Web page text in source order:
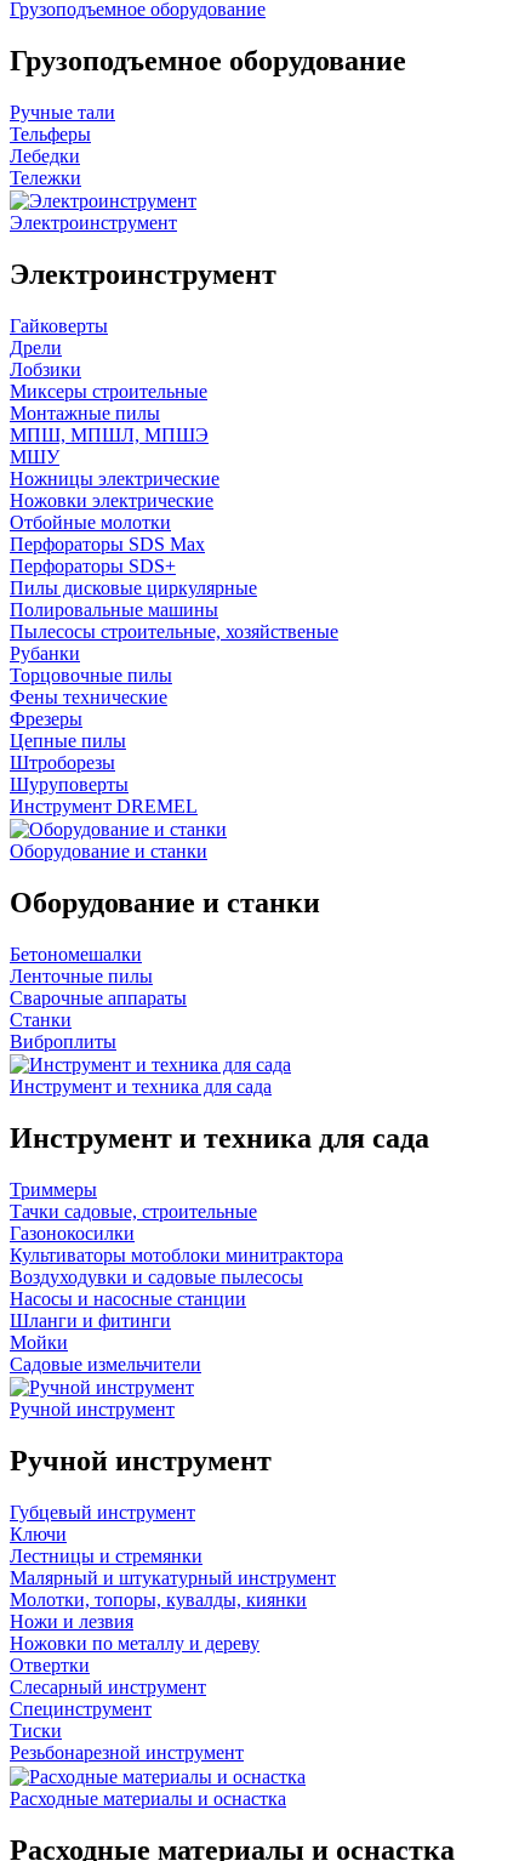
Грузоподъемное оборудование
Грузоподъемное оборудование
Ручные тали
Тельферы
Лебедки
Тележки
Электроинструмент
Электроинструмент
Гайковерты
Дрели
Лобзики
Миксеры строительные
Монтажные пилы
МПШ, МПШЛ, МПШЭ
МШУ
Ножницы электрические
Ножовки электрические
Отбойные молотки
Перфораторы SDS Max
Перфораторы SDS+
Пилы дисковые циркулярные
Полировальные машины
Пылесосы строительные, хозяйственые
Рубанки
Торцовочные пилы
Фены технические
Фрезеры
Цепные пилы
Штроборезы
Шуруповерты
Инструмент DREMEL
Оборудование и станки
Оборудование и станки
Бетономешалки
Ленточные пилы
Сварочные аппараты
Станки
Виброплиты
Инструмент и техника для сада
Инструмент и техника для сада
Триммеры
Тачки садовые, строительные
Газонокосилки
Культиваторы мотоблоки минитрактора
Воздуходувки и садовые пылесосы
Насосы и насосные станции
Шланги и фитинги
Мойки
Садовые измельчители
Ручной инструмент
Ручной инструмент
Губцевый инструмент
Ключи
Лестницы и стремянки
Малярный и штукатурный инструмент
Молотки, топоры, кувалды, киянки
Ножи и лезвия
Ножовки по металлу и дереву
Отвертки
Слесарный инструмент
Специнструмент
Тиски
Резьбонарезной инструмент
Расходные материалы и оснастка
Расходные материалы и оснастка